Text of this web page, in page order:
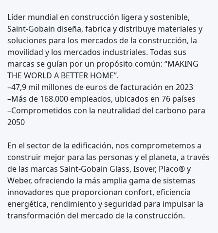
Líder mundial en construcción ligera y sostenible,
Saint-Gobain diseña, fabrica y distribuye materiales y
soluciones para los mercados de la construcción, la
movilidad y los mercados industriales. Todas sus
marcas se guían por un propósito común: “MAKING
THE WORLD A BETTER HOME”.
–47,9 mil millones de euros de facturación en 2023
–Más de 168.000 empleados, ubicados en 76 países
–Comprometidos con la neutralidad del carbono para
2050
En el sector de la edificación, nos comprometemos a
construir mejor para las personas y el planeta, a través
de las marcas Saint-Gobain Glass, Isover, Placo® y
Weber, ofreciendo la más amplia gama de sistemas
innovadores que proporcionan confort, eficiencia
energética, rendimiento y seguridad para impulsar la
transformación del mercado de la construcción.